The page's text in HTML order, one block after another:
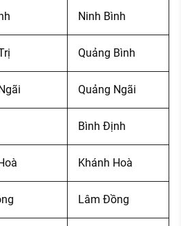
Ninh Bình
Quảng Bình
Quảng Ngãi
Bình Định
Khánh Hoà
Lâm Đồng